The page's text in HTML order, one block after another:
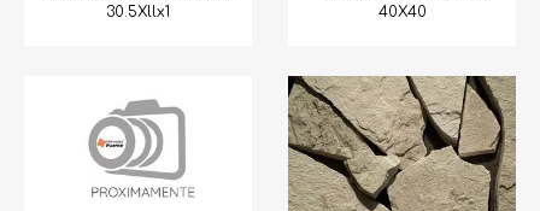
30.5Xllx1
40X40